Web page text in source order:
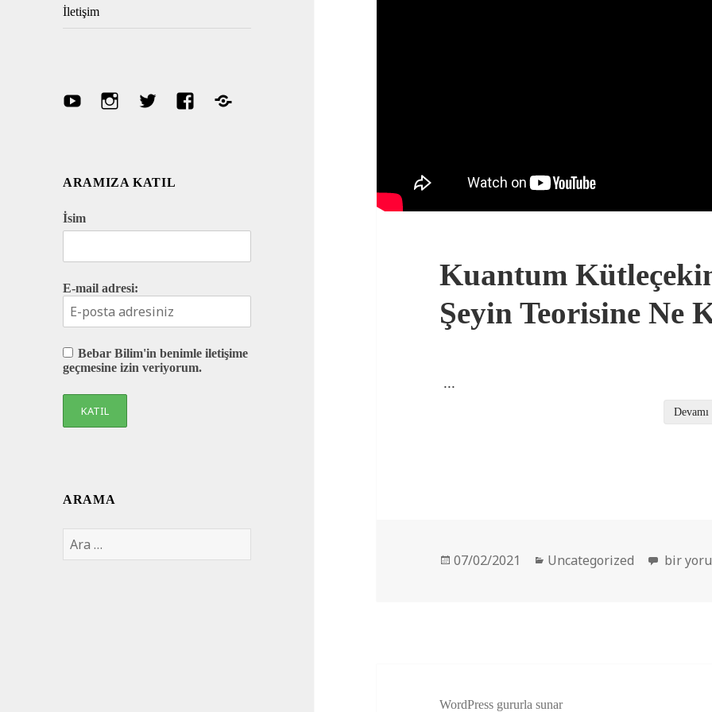
İletişim
YoutubeInstagramTwitter FacebookDiscord
ARAMIZA KATIL
İsim
E-mail adresi:
Bebar Bilim'in benimle iletişime
geçmesine izin veriyorum.
ARAMA
Arama:
Kuantum
Şeyin Teorisine Ne
...
Devamı
Yayın
07/02/2021 Kategoriler
Uncategorized bir
WordPress gururla sunar